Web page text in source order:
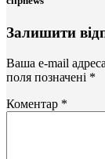
Залишити
Ваша e-mail
поля позначені *
Коментар *